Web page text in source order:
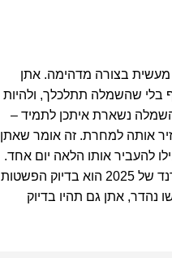
בצורה מדהימה. אתן
בלי שהשמלה תתלכלך, ולהיות
נשארת איתכן לתמיד –
אותה למחרת. זה אומר שאתן
להעביר אותו הלאה יום אחד.
ואם אתן עדיין מהססות – תזכרו שהטרנד של 2025 הוא בדיוק הפשטות
נהדר, אתן גם תהיו בדיוק